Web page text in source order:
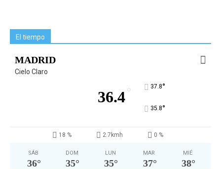
El tiempo
MADRID
Cielo Claro
36.4° 37.8°
35.8°
18 % 2.7kmh 0 %
SÁB
36°
DOM
35°
LUN
35°
MAR
37°
MIÉ
38°